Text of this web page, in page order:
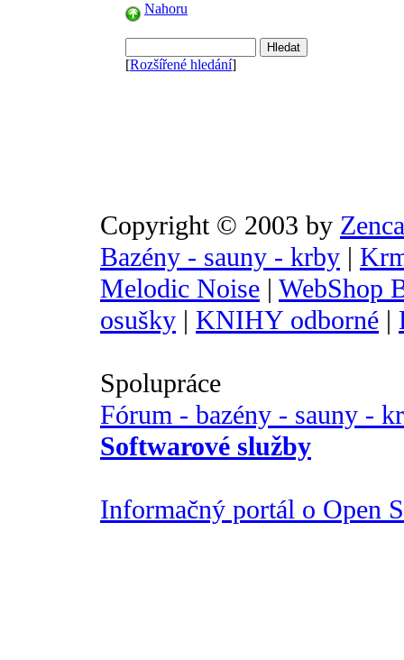
Nahoru
[Rozšířené hledání]
Copyright © 2003 by
Bazény - sauny - krby |
Melodic Noise | WebShop
osušky | KNIHY odborné |
Spolupráce
Fórum - bazény - sauny -
Softwarové služby
Informačný portál o Open